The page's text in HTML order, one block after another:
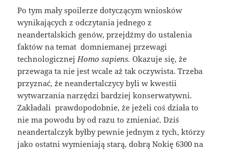
Po tym mały spoilerze dotyczącym wniosków
wynikających z odczytania jednego z
neandertalskich genów, przejdźmy do ustalenia
faktów na temat domniemanej przewagi
technologicznej Homo sapiens. Okazuje się, że
przewaga ta nie jest wcale aż tak oczywista. Trzeba
przyznać, że neandertalczycy byli w kwestii
wytwarzania narzędzi bardziej konserwatywni.
Zakładali prawdopodobnie, że jeżeli coś działa to
nie ma powodu by od razu to zmieniać. Dziś
neandertalczyk byłby pewnie jednym z tych, którzy
jako ostatni wymieniają starą, dobrą Nokię 6300 na